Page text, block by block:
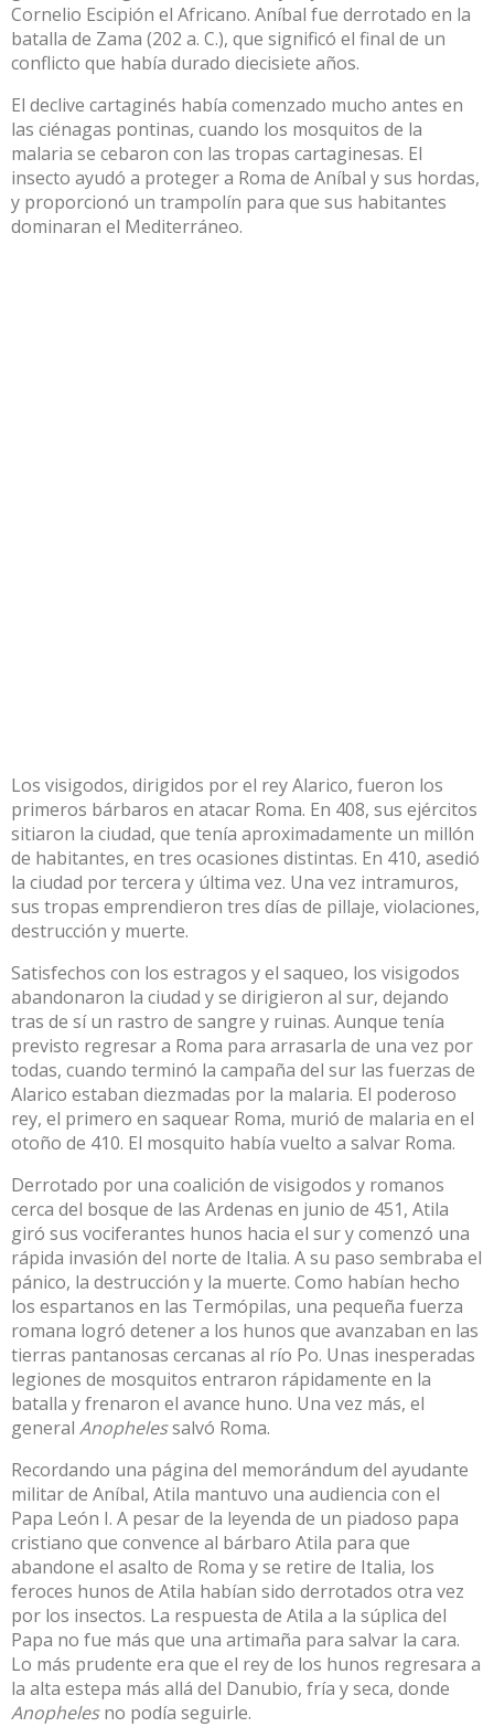
Cornelio Escipión el Africano. Aníbal fue derrotado en la
batalla de Zama (202 a. C.), que significó el final de un
conflicto que había durado diecisiete años.
El declive cartaginés había comenzado mucho antes en
las ciénagas pontinas, cuando los mosquitos de la
malaria se cebaron con las tropas cartaginesas. El
insecto ayudó a proteger a Roma de Aníbal y sus hordas,
y proporcionó un trampolín para que sus habitantes
dominaran el Mediterráneo.
Los visigodos, dirigidos por el rey Alarico, fueron los
primeros bárbaros en atacar Roma. En 408, sus ejércitos
sitiaron la ciudad, que tenía aproximadamente un millón
de habitantes, en tres ocasiones distintas. En 410, asedió
la ciudad por tercera y última vez. Una vez intramuros,
sus tropas emprendieron tres días de pillaje, violaciones,
destrucción y muerte.
Satisfechos con los estragos y el saqueo, los visigodos
abandonaron la ciudad y se dirigieron al sur, dejando
tras de sí un rastro de sangre y ruinas. Aunque tenía
previsto regresar a Roma para arrasarla de una vez por
todas, cuando terminó la campaña del sur las fuerzas de
Alarico estaban diezmadas por la malaria. El poderoso
rey, el primero en saquear Roma, murió de malaria en el
otoño de 410. El mosquito había vuelto a salvar Roma.
Derrotado por una coalición de visigodos y romanos
cerca del bosque de las Ardenas en junio de 451, Atila
giró sus vociferantes hunos hacia el sur y comenzó una
rápida invasión del norte de Italia. A su paso sembraba el
pánico, la destrucción y la muerte. Como habían hecho
los espartanos en las Termópilas, una pequeña fuerza
romana logró detener a los hunos que avanzaban en las
tierras pantanosas cercanas al río Po. Unas inesperadas
legiones de mosquitos entraron rápidamente en la
batalla y frenaron el avance huno. Una vez más, el
general Anophelessalvó Roma.
Recordando una página del memorándum del ayudante
militar de Aníbal, Atila mantuvo una audiencia con el
Papa León I. A pesar de la leyenda de un piadoso papa
cristiano que convence al bárbaro Atila para que
abandone el asalto de Roma y se retire de Italia, los
feroces hunos de Atila habían sido derrotados otra vez
por los insectos. La respuesta de Atila a la súplica del
Papa no fue más que una artimaña para salvar la cara.
Lo más prudente era que el rey de los hunos regresara a
la alta estepa más allá del Danubio, fría y seca, donde
Anophelesno podía seguirle.